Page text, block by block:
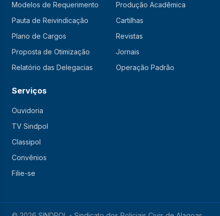
Modelos de Requerimento
Pauta de Reivindicação
Plano de Cargos
Proposta de Otimização
Relatório das Delegacias
Produção Acadêmica
Cartilhas
Revistas
Jornais
Operação Padrão
Serviços
Ouvidoria
TV Sindpol
Classipol
Convênios
Filie-se